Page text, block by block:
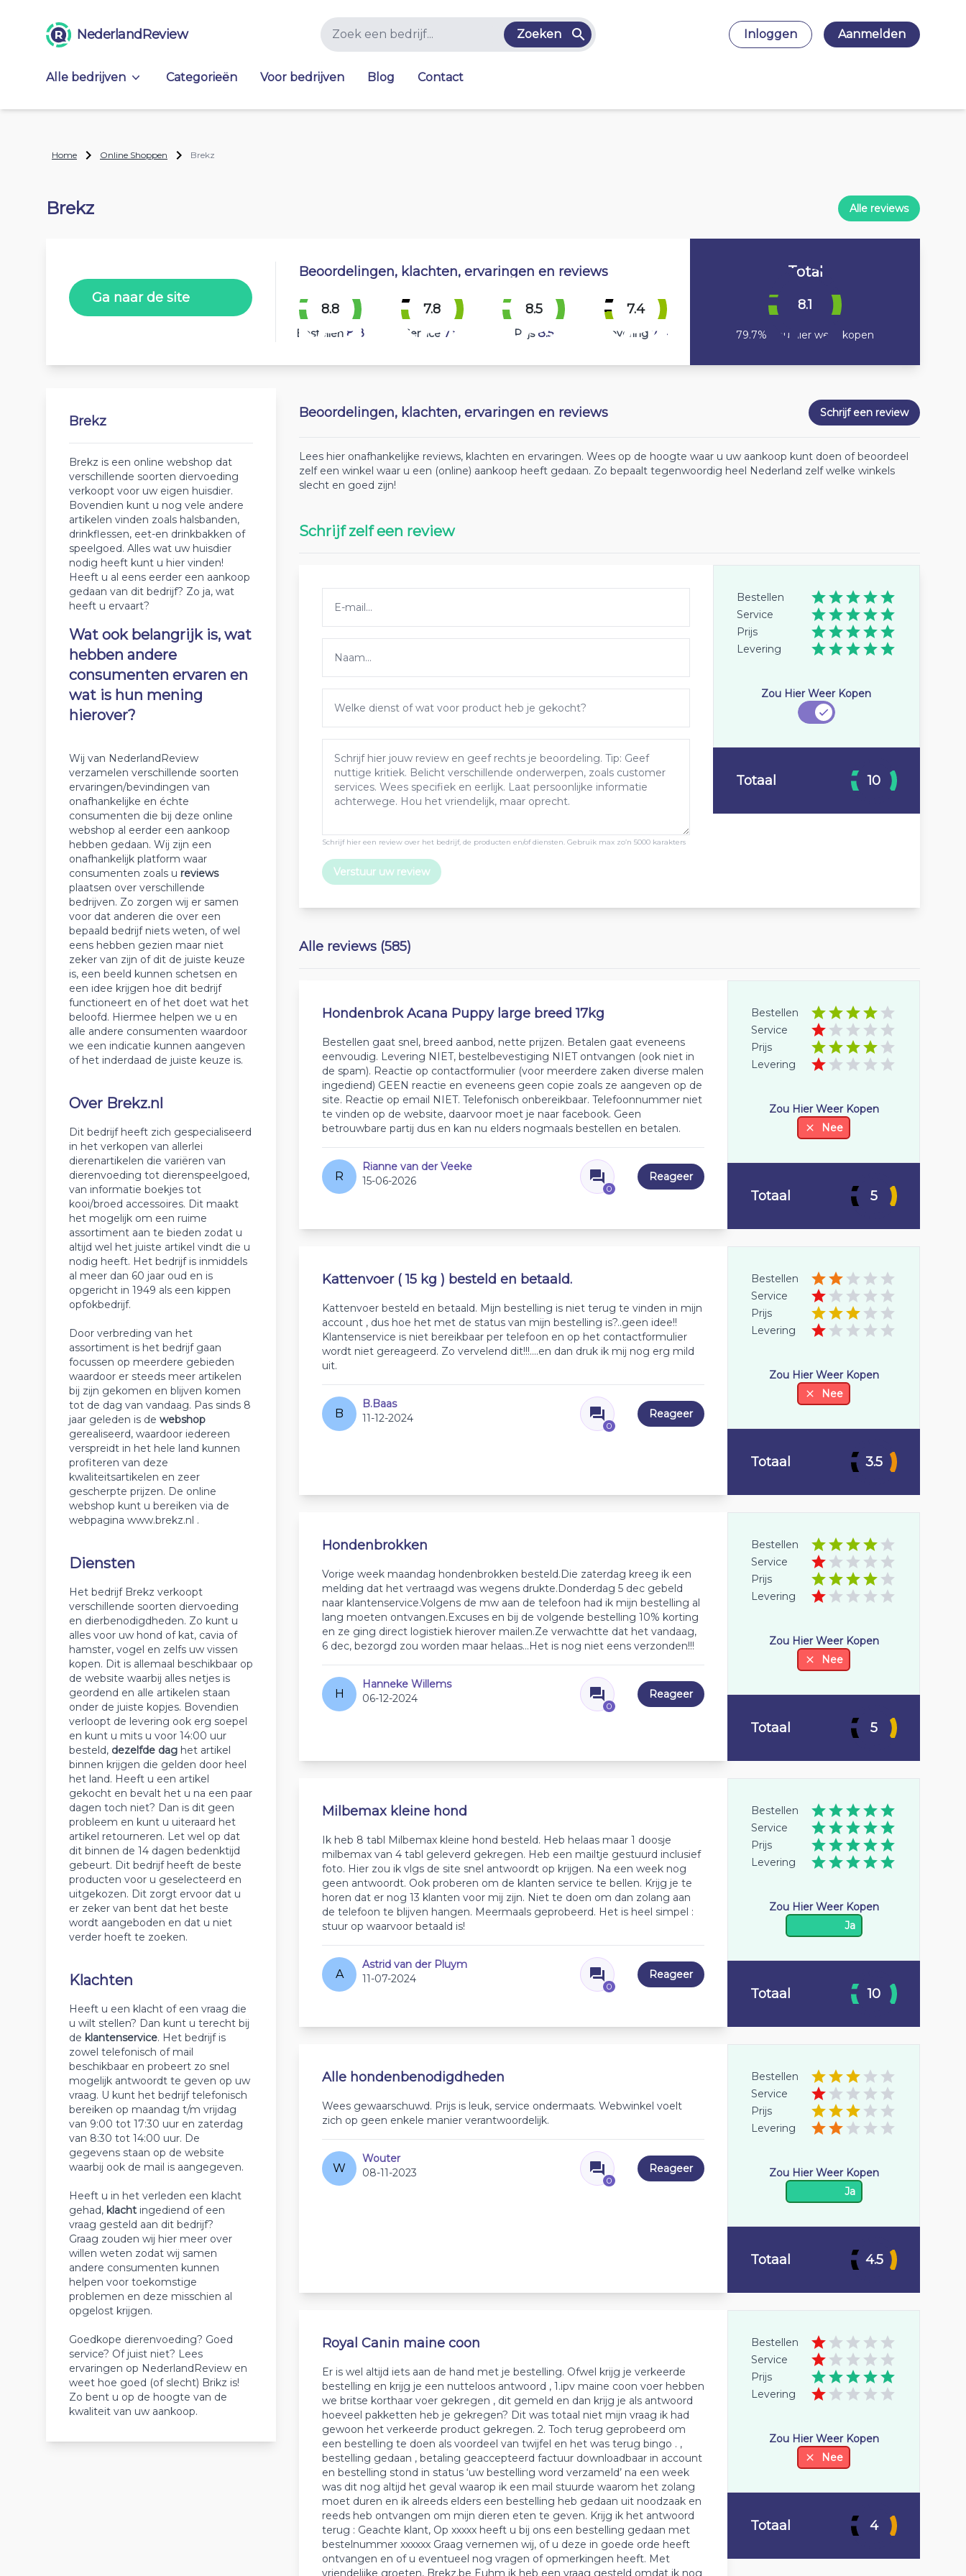
NederlandReview Zoeken Inloggen Aanmelden
Alle bedrijven Categorieën Voor bedrijven Blog Contact
Home Online Shoppen Brekz
Brekz Alle reviews
Ga naar de site
Beoordelingen, klachten, ervaringen en reviews
8.8
Bestellen 8.8
7.8
Service 7.8
8.5
Prijs 8.5
7.4
Levering 7.4
Total
8.1
79.7% Zou hier weer kopen
Brekz
Brekz is een online webshop dat
verschillende soorten diervoeding
verkoopt voor uw eigen huisdier.
Bovendien kunt u nog vele andere
artikelen vinden zoals halsbanden,
drinkflessen, eet-en drinkbakken of
speelgoed. Alles wat uw huisdier
nodig heeft kunt u hier vinden!
Heeft u al eens eerder een aankoop
gedaan van dit bedrijf? Zo ja, wat
heeft u ervaart?
Wat ook belangrijk is, wat
hebben andere
consumenten ervaren en
wat is hun mening
hierover?
Wij van NederlandReview
verzamelen verschillende soorten
ervaringen/bevindingen van
onafhankelijke en échte
consumenten die bij deze online
webshop al eerder een aankoop
hebben gedaan. Wij zijn een
onafhankelijk platform waar
consumenten zoals u reviews
plaatsen over verschillende
bedrijven. Zo zorgen wij er samen
voor dat anderen die over een
bepaald bedrijf niets weten, of wel
eens hebben gezien maar niet
zeker van zijn of dit de juiste keuze
is, een beeld kunnen schetsen en
een idee krijgen hoe dit bedrijf
functioneert en of het doet wat het
beloofd. Hiermee helpen we u en
alle andere consumenten waardoor
we een indicatie kunnen aangeven
of het inderdaad de juiste keuze is.
Over Brekz.nl
Dit bedrijf heeft zich gespecialiseerd
in het verkopen van allerlei
dierenartikelen die variëren van
dierenvoeding tot dierenspeelgoed,
van informatie boekjes tot
kooi/broed accessoires. Dit maakt
het mogelijk om een ruime
assortiment aan te bieden zodat u
altijd wel het juiste artikel vindt die u
nodig heeft. Het bedrijf is inmiddels
al meer dan 60 jaar oud en is
opgericht in 1949 als een kippen
opfokbedrijf.
Door verbreding van het
assortiment is het bedrijf gaan
focussen op meerdere gebieden
waardoor er steeds meer artikelen
bij zijn gekomen en blijven komen
tot de dag van vandaag. Pas sinds 8
jaar geleden is de webshop
gerealiseerd, waardoor iedereen
verspreidt in het hele land kunnen
profiteren van deze
kwaliteitsartikelen en zeer
gescherpte prijzen. De online
webshop kunt u bereiken via de
webpagina www.brekz.nl .
Diensten
Het bedrijf Brekz verkoopt
verschillende soorten diervoeding
en dierbenodigdheden. Zo kunt u
alles voor uw hond of kat, cavia of
hamster, vogel en zelfs uw vissen
kopen. Dit is allemaal beschikbaar op
de website waarbij alles netjes is
geordend en alle artikelen staan
onder de juiste kopjes. Bovendien
verloopt de levering ook erg soepel
en kunt u mits u voor 14:00 uur
besteld, dezelfde dag het artikel
binnen krijgen die gelden door heel
het land. Heeft u een artikel
gekocht en bevalt het u na een paar
dagen toch niet? Dan is dit geen
probleem en kunt u uiteraard het
artikel retourneren. Let wel op dat
dit binnen de 14 dagen bedenktijd
gebeurt. Dit bedrijf heeft de beste
producten voor u geselecteerd en
uitgekozen. Dit zorgt ervoor dat u
er zeker van bent dat het beste
wordt aangeboden en dat u niet
verder hoeft te zoeken.
Klachten
Heeft u een klacht of een vraag die
u wilt stellen? Dan kunt u terecht bij
de klantenservice. Het bedrijf is
zowel telefonisch of mail
beschikbaar en probeert zo snel
mogelijk antwoordt te geven op uw
vraag. U kunt het bedrijf telefonisch
bereiken op maandag t/m vrijdag
van 9:00 tot 17:30 uur en zaterdag
van 8:30 tot 14:00 uur. De
gegevens staan op de website
waarbij ook de mail is aangegeven.
Heeft u in het verleden een klacht
gehad, klacht ingediend of een
vraag gesteld aan dit bedrijf?
Graag zouden wij hier meer over
willen weten zodat wij samen
andere consumenten kunnen
helpen voor toekomstige
problemen en deze misschien al
opgelost krijgen.
Goedkope dierenvoeding? Goed
service? Of juist niet? Lees
ervaringen op NederlandReview en
weet hoe goed (of slecht) Brikz is!
Zo bent u op de hoogte van de
kwaliteit van uw aankoop.
Beoordelingen, klachten, ervaringen en reviews Schrijf een review
Lees hier onafhankelijke reviews, klachten en ervaringen. Wees op de hoogte waar u uw aankoop kunt doen of beoordeel
zelf een winkel waar u een (online) aankoop heeft gedaan. Zo bepaalt tegenwoordig heel Nederland zelf welke winkels
slecht en goed zijn!
Schrijf zelf een review
Schrijf hier een review over het bedrijf, de producten en/of diensten. Gebruik max zo’n 5000 karakters
Verstuur uw review
Bestellen
Service
Prijs
Levering
Zou Hier Weer Kopen
Totaal 10
Alle reviews (585)
Hondenbrok Acana Puppy large breed 17kg
Bestellen gaat snel, breed aanbod, nette prijzen. Betalen gaat eveneens
eenvoudig. Levering NIET, bestelbevestiging NIET ontvangen (ook niet in
de spam). Reactie op contactformulier (voor meerdere zaken diverse malen
ingediend) GEEN reactie en eveneens geen copie zoals ze aangeven op de
site. Reactie op email NIET. Telefonisch onbereikbaar. Telefoonnummer niet
te vinden op de website, daarvoor moet je naar facebook. Geen
betrouwbare partij dus en kan nu elders nogmaals bestellen en betalen.
R
Rianne van der Veeke
15-06-2026
0
Reageer
Bestellen
Service
Prijs
Levering
Zou Hier Weer Kopen
Nee
Totaal 5
Kattenvoer ( 15 kg ) besteld en betaald.
Kattenvoer besteld en betaald. Mijn bestelling is niet terug te vinden in mijn
account , dus hoe het met de status van mijn bestelling is?..geen idee!!
Klantenservice is niet bereikbaar per telefoon en op het contactformulier
wordt niet gereageerd. Zo vervelend dit!!!....en dan druk ik mij nog erg mild
uit.
B
B.Baas
11-12-2024
0
Reageer
Bestellen
Service
Prijs
Levering
Zou Hier Weer Kopen
Nee
Totaal 3.5
Hondenbrokken
Vorige week maandag hondenbrokken besteld.Die zaterdag kreeg ik een
melding dat het vertraagd was wegens drukte.Donderdag 5 dec gebeld
naar klantenservice.Volgens de mw aan de telefoon had ik mijn bestelling al
lang moeten ontvangen.Excuses en bij de volgende bestelling 10% korting
en ze ging direct logistiek hierover mailen.Ze verwachtte dat het vandaag,
6 dec, bezorgd zou worden maar helaas…Het is nog niet eens verzonden!!!
H
Hanneke Willems
06-12-2024
0
Reageer
Bestellen
Service
Prijs
Levering
Zou Hier Weer Kopen
Nee
Totaal 5
Milbemax kleine hond
Ik heb 8 tabl Milbemax kleine hond besteld. Heb helaas maar 1 doosje
milbemax van 4 tabl geleverd gekregen. Heb een mailtje gestuurd inclusief
foto. Hier zou ik vlgs de site snel antwoordt op krijgen. Na een week nog
geen antwoordt. Ook proberen om de klanten service te bellen. Krijg je te
horen dat er nog 13 klanten voor mij zijn. Niet te doen om dan zolang aan
de telefoon te blijven hangen. Meermaals geprobeerd. Het is heel simpel :
stuur op waarvoor betaald is!
A
Astrid van der Pluym
11-07-2024
0
Reageer
Bestellen
Service
Prijs
Levering
Zou Hier Weer Kopen
Ja
Totaal 10
Alle hondenbenodigdheden
Wees gewaarschuwd. Prijs is leuk, service ondermaats. Webwinkel voelt
zich op geen enkele manier verantwoordelijk.
W
Wouter
08-11-2023
0
Reageer
Bestellen
Service
Prijs
Levering
Zou Hier Weer Kopen
Ja
Totaal 4.5
Royal Canin maine coon
Er is wel altijd iets aan de hand met je bestelling. Ofwel krijg je verkeerde
bestelling en krijg je een nutteloos antwoord , 1.ipv maine coon voer hebben
we britse korthaar voer gekregen , dit gemeld en dan krijg je als antwoord
hoeveel pakketten heb je gekregen? Dit was totaal niet mijn vraag ik had
gewoon het verkeerde product gekregen. 2. Toch terug geprobeerd om
een bestelling te doen als voordeel van twijfel en het was terug bingo . ,
bestelling gedaan , betaling geaccepteerd factuur downloadbaar in account
en bestelling stond in status ‘uw bestelling word verzameld’ na een week
was dit nog altijd het geval waarop ik een mail stuurde waarom het zolang
moet duren en ik alreeds elders een bestelling heb gedaan uit noodzaak en
reeds heb ontvangen om mijn dieren eten te geven. Krijg ik het antwoord
terug : Geachte klant, Op xxxxx heeft u bij ons een bestelling gedaan met
bestelnummer xxxxxx Graag vernemen wij, of u deze in goede orde heeft
ontvangen en of u eventueel nog vragen of opmerkingen heeft. Met
vriendelijke groeten, Brekz.be Euhm ik heb een vraag gesteld omdat ik nog
Bestellen
Service
Prijs
Levering
Zou Hier Weer Kopen
Nee
Totaal 4